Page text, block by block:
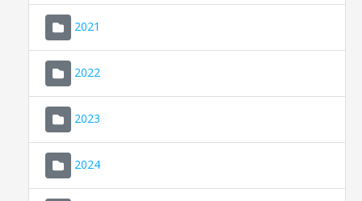
2021
2022
2023
2024